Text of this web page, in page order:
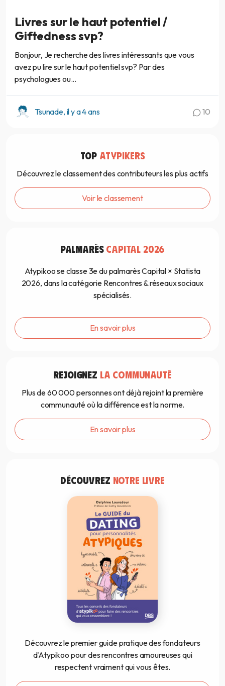
Livres sur le haut potentiel /
Giftedness svp?
Bonjour, Je recherche des livres intéressants que vous
avez pu lire sur le haut potentiel svp? Par des
psychologues ou...
Tsunade, il y a 4 ans 10
TOP ATYPIKERS
Découvrez le classement des contributeurs les plus actifs
Voir le classement
PALMARÈS CAPITAL 2026
Atypikoo se classe 3e du palmarès Capital × Statista
2026, dans la catégorie Rencontres & réseaux sociaux
spécialisés.
En savoir plus
REJOIGNEZ LA COMMUNAUTÉ
Plus de 60 000 personnes ont déjà rejoint la première
communauté où la différence est la norme.
En savoir plus
DÉCOUVREZ NOTRE LIVRE
Découvrez le premier guide pratique des fondateurs
d'Atypikoo pour des rencontres amoureuses qui
respectent vraiment qui vous êtes.